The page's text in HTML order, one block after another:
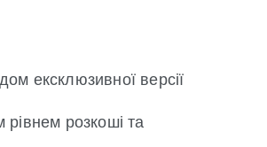
ексклюзивної версії
розкоші та